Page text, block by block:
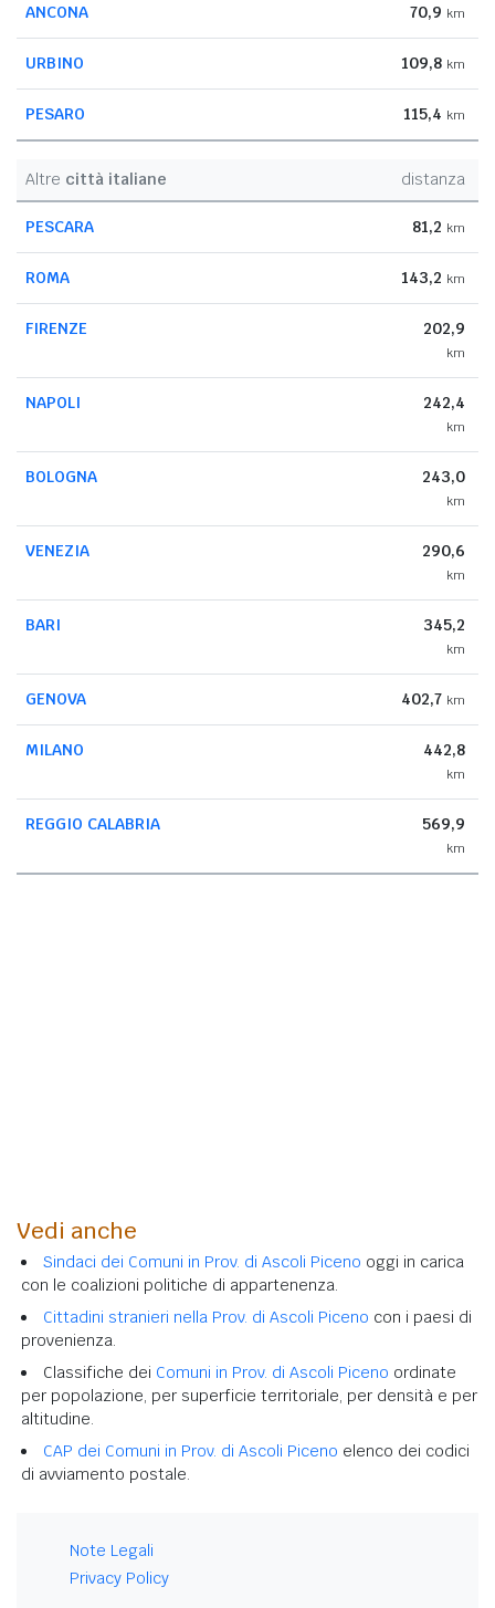
ANCONA 70,9 km
URBINO 109,8 km
PESARO 115,4 km
Altre città italiane distanza
PESCARA 81,2 km
ROMA 143,2 km
FIRENZE 202,9
km
NAPOLI 242,4
km
BOLOGNA 243,0
km
VENEZIA 290,6
km
BARI 345,2
km
GENOVA 402,7 km
MILANO 442,8
km
REGGIO CALABRIA 569,9
km
Vedi anche
Sindaci dei Comuni in Prov. di Ascoli Piceno oggi in carica
con le coalizioni politiche di appartenenza.
Cittadini stranieri nella Prov. di Ascoli Piceno con i paesi di
provenienza.
Classifiche dei Comuni in Prov. di Ascoli Piceno ordinate
per popolazione, per superficie territoriale, per densità e per
altitudine.
CAP dei Comuni in Prov. di Ascoli Piceno elenco dei codici
di avviamento postale.
Note Legali
Privacy Policy